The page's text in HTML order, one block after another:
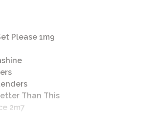
Please 1m9
Than This
2m7